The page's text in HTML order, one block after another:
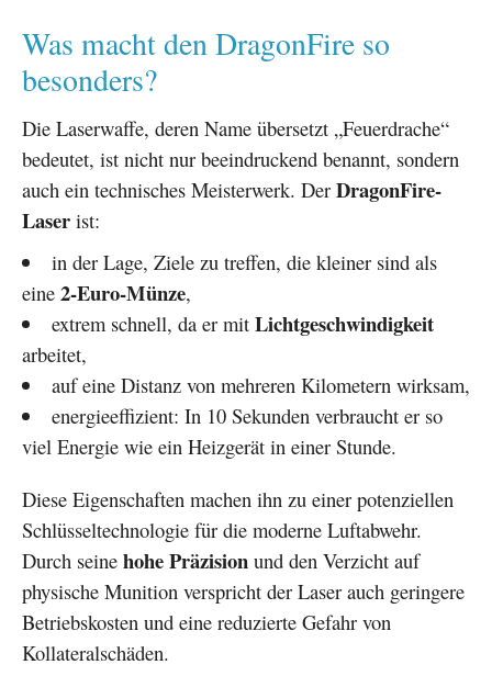
Was macht den DragonFire so
besonders?
Die Laserwaffe, deren Name übersetzt „Feuerdrache“
bedeutet, ist nicht nur beeindruckend benannt, sondern
auch ein technisches Meisterwerk. Der DragonFire-
Laser ist:
in der Lage, Ziele zu treffen, die kleiner sind als
eine 2-Euro-Münze,
extrem schnell, da er mit Lichtgeschwindigkeit
arbeitet,
auf eine Distanz von mehreren Kilometern wirksam,
energieeffizient: In 10 Sekunden verbraucht er so
viel Energie wie ein Heizgerät in einer Stunde.
Diese Eigenschaften machen ihn zu einer potenziellen
Schlüsseltechnologie für die moderne Luftabwehr.
Durch seine hohe Präzision und den Verzicht auf
physische Munition verspricht der Laser auch geringere
Betriebskosten und eine reduzierte Gefahr von
Kollateralschäden.